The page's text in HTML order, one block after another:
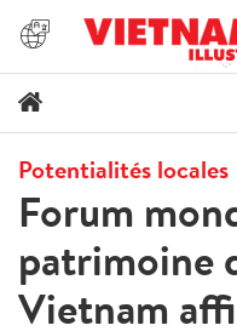
Potentialités locales
Forum
patrimoine
Vietnam